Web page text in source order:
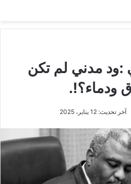
:ود مدني لم تكن
ودماء؟!.
آخر تحديث: 12 يناير، 2025